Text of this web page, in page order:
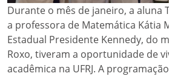
Durante o mês de janeiro, a aluna
a professora de Matemática Kátia
Estadual Presidente Kennedy, do
Roxo, tiveram a oportunidade de
acadêmica na UFRJ. A